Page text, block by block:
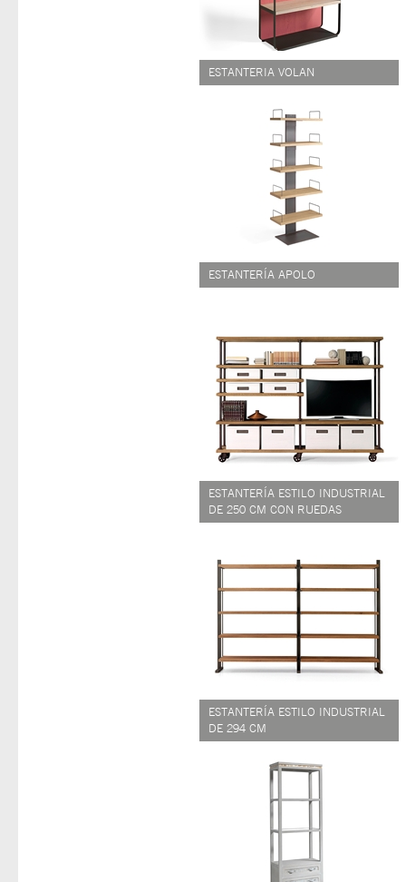
ESTANTERIA VOLAN
ESTANTERÍA APOLO
ESTANTERÍA ESTILO INDUSTRIAL
DE 250 CM CON RUEDAS
ESTANTERÍA ESTILO INDUSTRIAL
DE 294 CM